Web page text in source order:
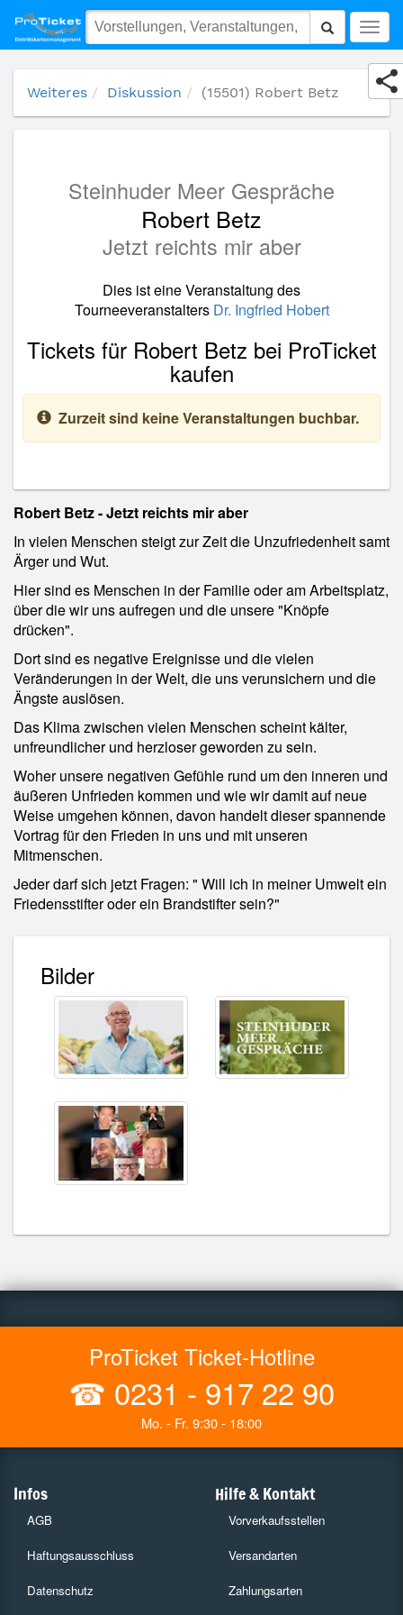
(15501) Robert Betz
Weiteres Diskussion (15501) Robert Betz
Steinhuder Meer Gespräche
Robert Betz
Jetzt reichts mir aber
Dies ist eine Veranstaltung des
Tourneeveranstalters Dr. Ingfried Hobert
Tickets für Robert Betz bei ProTicket
kaufen
Zurzeit sind keine Veranstaltungen buchbar.
Robert Betz - Jetzt reichts mir aber
In vielen Menschen steigt zur Zeit die Unzufriedenheit samt
Ärger und Wut.
Hier sind es Menschen in der Familie oder am Arbeitsplatz,
über die wir uns aufregen und die unsere "Knöpfe
drücken".
Dort sind es negative Ereignisse und die vielen
Veränderungen in der Welt, die uns verunsichern und die
Ängste auslösen.
Das Klima zwischen vielen Menschen scheint kälter,
unfreundlicher und herzloser geworden zu sein.
Woher unsere negativen Gefühle rund um den inneren und
äußeren Unfrieden kommen und wie wir damit auf neue
Weise umgehen können, davon handelt dieser spannende
Vortrag für den Frieden in uns und mit unseren
Mitmenschen.
Jeder darf sich jetzt Fragen: " Will ich in meiner Umwelt ein
Friedensstifter oder ein Brandstifter sein?"
Bilder
ProTicket Ticket-Hotline
☎ 0231 - 917 22 90
Mo. - Fr. 9:30 - 18:00
Infos
AGB
Haftungsausschluss
Datenschutz
Hilfe & Kontakt
Vorverkaufsstellen
Versandarten
Zahlungsarten